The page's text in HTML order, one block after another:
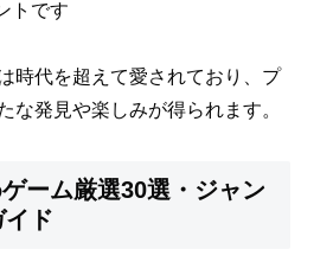
トです
時代を超えて愛されており、プ
な発見や楽しみが得られます。
ーム厳選30選・ジャン
イド